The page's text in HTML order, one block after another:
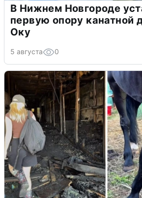
В Нижнем Новгороде
первую опору канатной
Оку
5 августа 0